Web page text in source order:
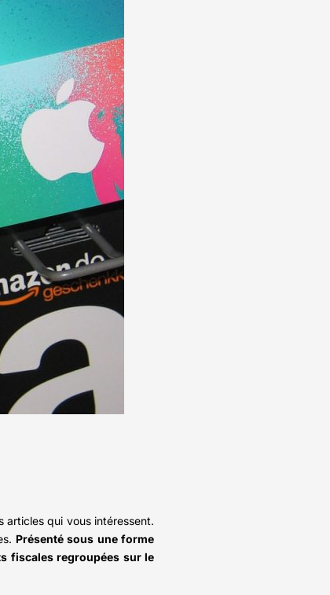
articles qui vous intéressent.
Présenté sous une forme
fiscales regroupées sur le